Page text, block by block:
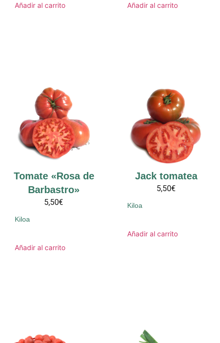
Añadir al carrito Añadir al carrito
Tomate «Rosa de
Barbastro»
5,50€
Kiloa
Añadir al carrito
Jack tomatea
5,50€
Kiloa
Añadir al carrito